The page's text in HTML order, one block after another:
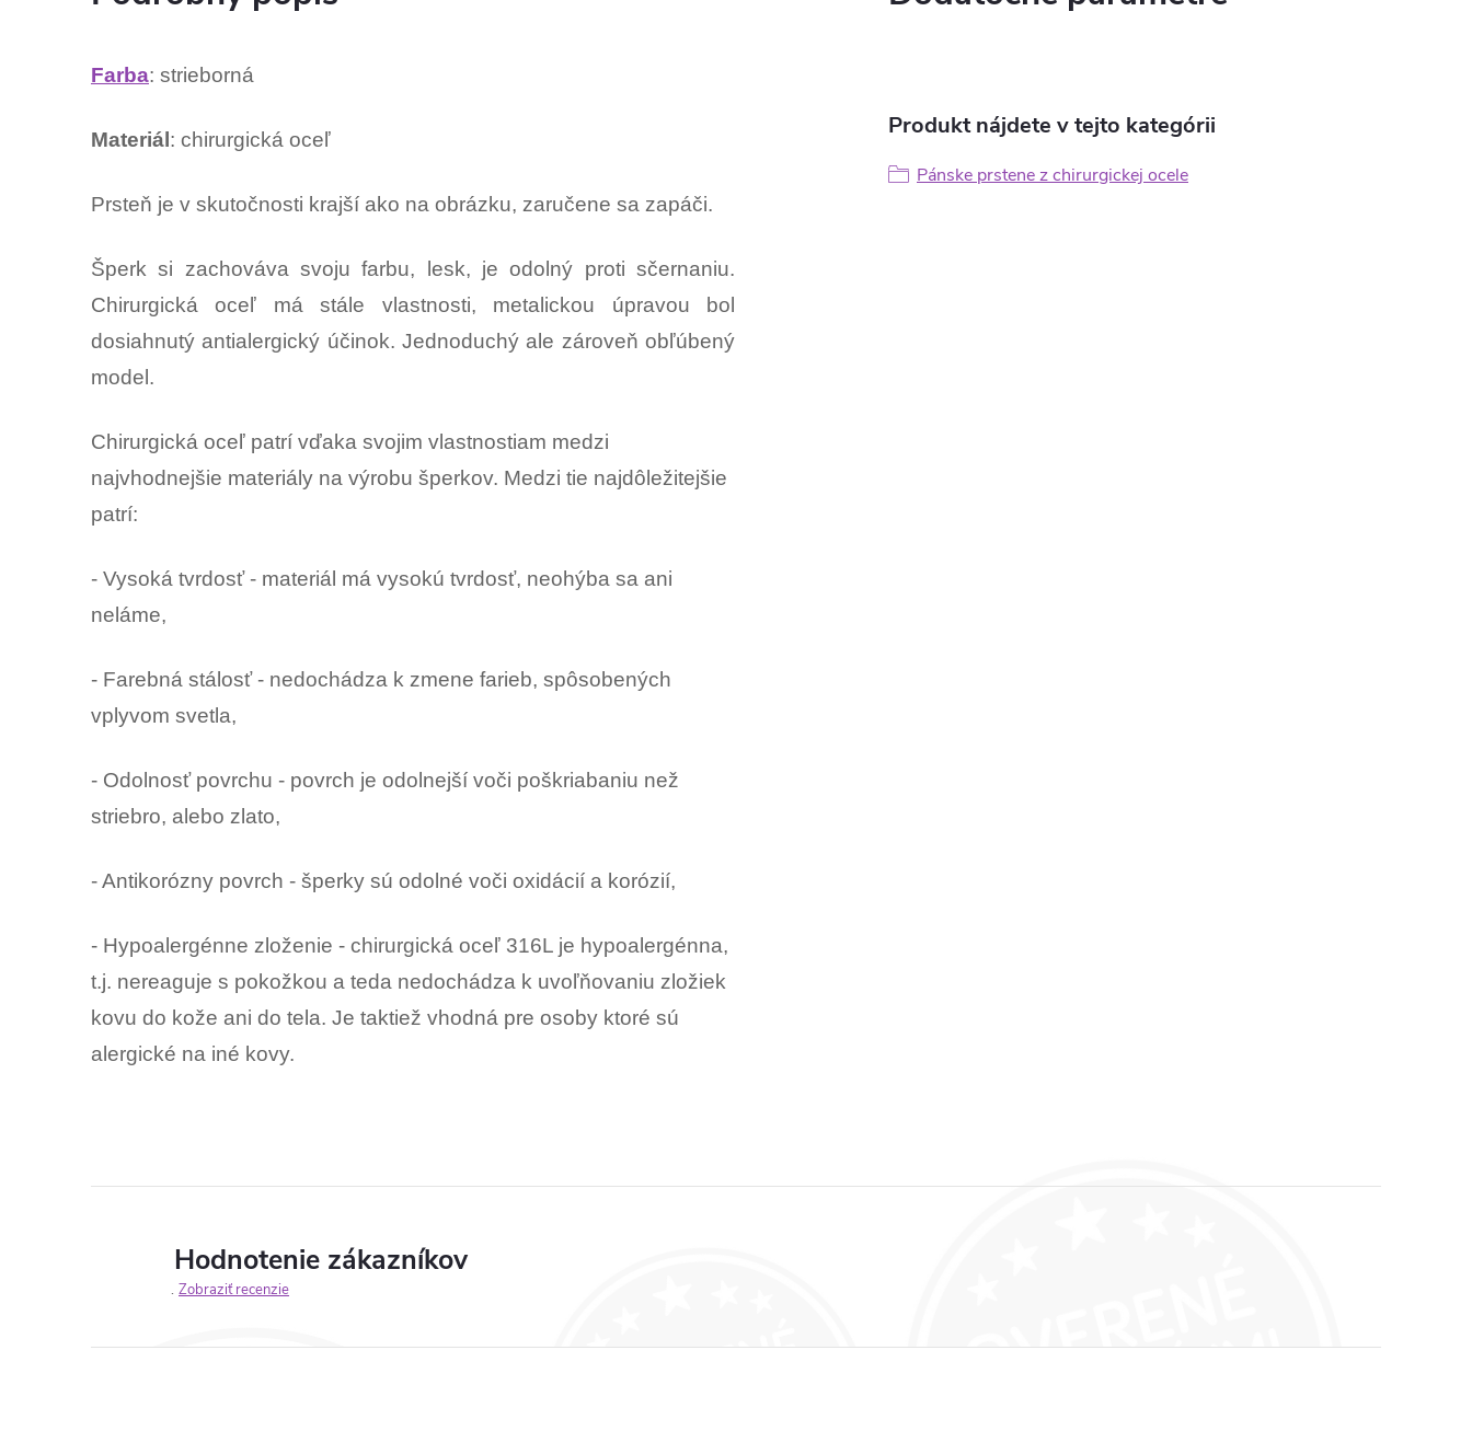
Farba: strieborná
Materiál : chirurgická oceľ
Prsteň je v skutočnosti krajší ako na obrázku, zaručene sa zapáči.
Šperk si zachováva svoju farbu, lesk, je odolný proti sčernaniu.
Chirurgická oceľ má stále vlastnosti, metalickou úpravou bol
dosiahnutý antialergický účinok. Jednoduchý ale zároveň obľúbený
model.
Chirurgická oceľ patrí vďaka svojim vlastnostiam medzi
najvhodnejšie materiály na výrobu šperkov. Medzi tie najdôležitejšie
patrí:
- Vysoká tvrdosť - materiál má vysokú tvrdosť, neohýba sa ani
neláme,
- Farebná stálosť - nedochádza k zmene farieb, spôsobených
vplyvom svetla,
- Odolnosť povrchu - povrch je odolnejší voči poškriabaniu než
striebro, alebo zlato,
- Antikorózny povrch - šperky sú odolné voči oxidácií a korózií,
- Hypoalergénne zloženie - chirurgická oceľ 316L je hypoalergénna,
t.j. nereaguje s pokožkou a teda nedochádza k uvoľňovaniu zložiek
kovu do kože ani do tela. Je taktiež vhodná pre osoby ktoré sú
alergické na iné kovy.
Produkt nájdete v tejto kategórii
Pánske prstene z chirurgickej ocele
Hodnotenie zákazníkov
Zobraziť recenzie